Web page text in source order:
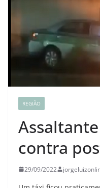
REGIÃO
contra
29/09/2022